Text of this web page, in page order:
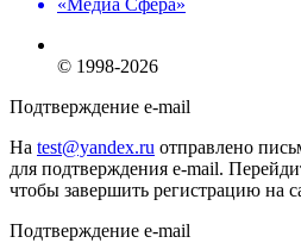
© 1998-2026
Подтверждение e-mail
На test@yandex.ru отправлено
для подтверждения e-mail.
чтобы завершить регистрацию на
Подтверждение e-mail